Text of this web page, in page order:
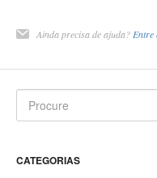
Ainda precisa de ajuda? Entre
CATEGORIAS